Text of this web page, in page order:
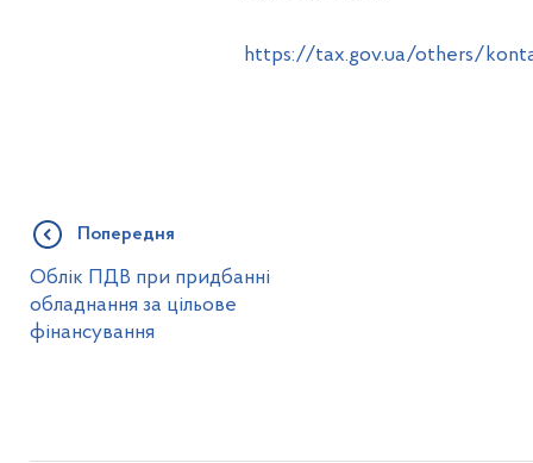
https://tax.gov.ua/others/
Попередня
Облік ПДВ при придбанні
обладнання за цільове
фінансування